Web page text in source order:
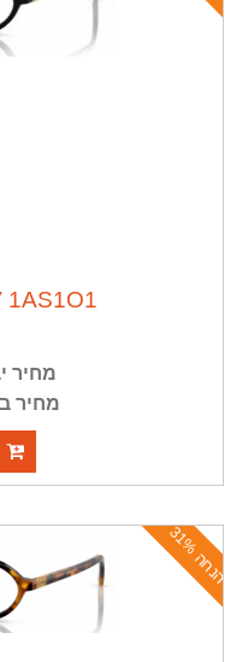
1AS1O1
מחיר
מחיר
ה
נ
ח
ה
3
1
%